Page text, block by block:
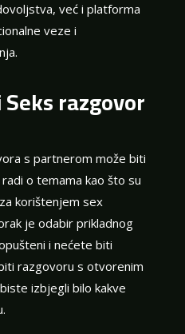
već i platforma
veze i
razgovor
s partnerom može biti
o temama kao što su
korištenjem sex
je odabir prikladnog
i nećete biti
razgovoru s otvorenim
izbjegli bilo kakve